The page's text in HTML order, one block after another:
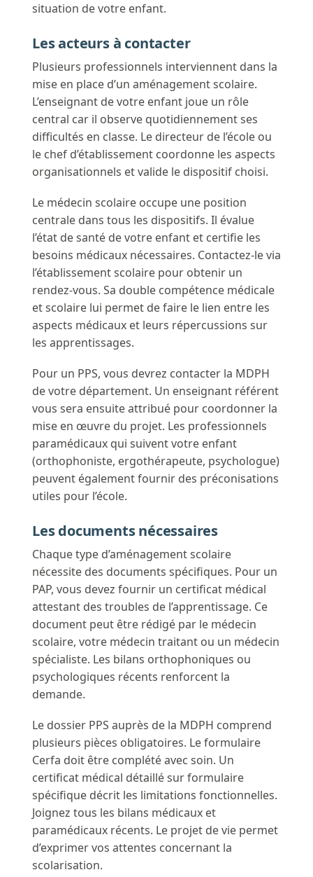
situation de votre enfant.
Les acteurs à contacter
Plusieurs professionnels interviennent dans la
mise en place d’un aménagement scolaire.
L’enseignant de votre enfant joue un rôle
central car il observe quotidiennement ses
difficultés en classe. Le directeur de l’école ou
le chef d’établissement coordonne les aspects
organisationnels et valide le dispositif choisi.
Le médecin scolaire occupe une position
centrale dans tous les dispositifs. Il évalue
l’état de santé de votre enfant et certifie les
besoins médicaux nécessaires. Contactez-le via
l’établissement scolaire pour obtenir un
rendez-vous. Sa double compétence médicale
et scolaire lui permet de faire le lien entre les
aspects médicaux et leurs répercussions sur
les apprentissages.
Pour un PPS, vous devrez contacter la MDPH
de votre département. Un enseignant référent
vous sera ensuite attribué pour coordonner la
mise en œuvre du projet. Les professionnels
paramédicaux qui suivent votre enfant
(orthophoniste, ergothérapeute, psychologue)
peuvent également fournir des préconisations
utiles pour l’école.
Les documents nécessaires
Chaque type d’aménagement scolaire
nécessite des documents spécifiques. Pour un
PAP, vous devez fournir un certificat médical
attestant des troubles de l’apprentissage. Ce
document peut être rédigé par le médecin
scolaire, votre médecin traitant ou un médecin
spécialiste. Les bilans orthophoniques ou
psychologiques récents renforcent la
demande.
Le dossier PPS auprès de la MDPH comprend
plusieurs pièces obligatoires. Le formulaire
Cerfa doit être complété avec soin. Un
certificat médical détaillé sur formulaire
spécifique décrit les limitations fonctionnelles.
Joignez tous les bilans médicaux et
paramédicaux récents. Le projet de vie permet
d’exprimer vos attentes concernant la
scolarisation.